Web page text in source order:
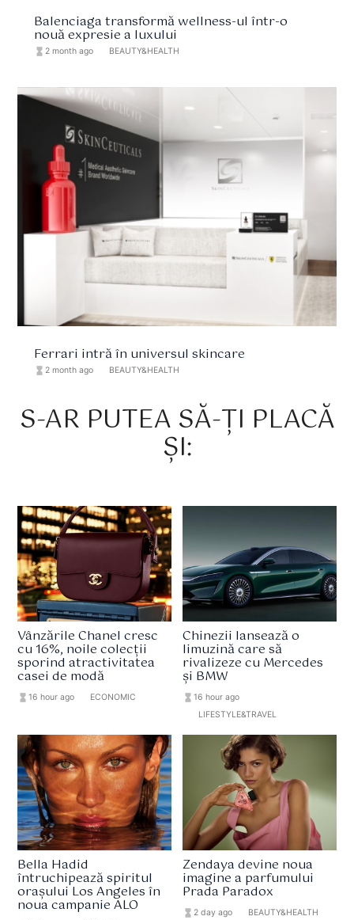
Balenciaga transformă wellness-ul într-o
nouă expresie a luxului
hourglass_full 2 month ago BEAUTY&HEALTH
Ferrari intră în universul skincare
hourglass_full 2 month ago BEAUTY&HEALTH
S-AR PUTEA SĂ-ȚI PLACĂ
ȘI:
Vânzările Chanel cresc
cu 16%, noile colecții
sporind atractivitatea
casei de modă
hourglass_full16 hour ago ECONOMIC
Chinezii lansează o
limuzină care să
rivalizeze cu Mercedes
și BMW
hourglass_full 16 hour ago
LIFESTYLE&TRAVEL
Bella Hadid
întruchipează spiritul
orașului Los Angeles în
noua campanie ALO
Zendaya devine noua
imagine a parfumului
Prada Paradox
hourglass_full 2 day ago BEAUTY&HEALTH